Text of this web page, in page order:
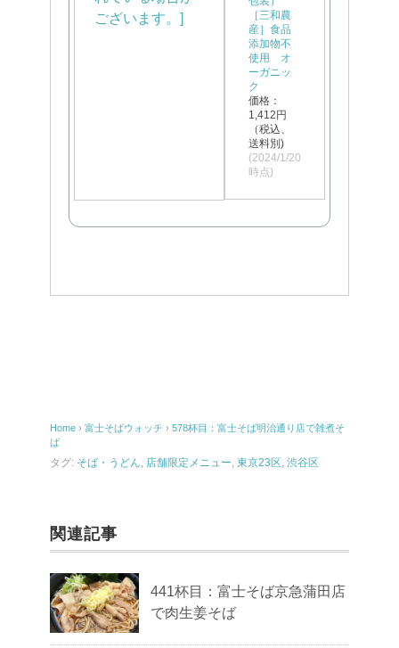
［三和農
産］食品
添加物不
使用 オ
ーガニッ
ク
価格：
1,412円
（税込、
送料別)
(2024/1/20
時点)
Home › 富士そばウォッチ › 578杯目：富士そば明治通り店で雑煮そ
ば
タグ: そば・うどん, 店舗限定メニュー, 東京23区, 渋谷区
関連記事
441杯目：富士そば京急蒲田店
で肉生姜そば